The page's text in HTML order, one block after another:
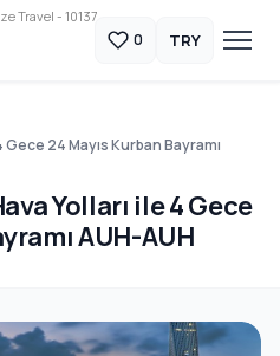
Travel - 10137
0 TRY
Gece 24 Mayıs Kurban Bayramı
Yolları ile 4 Gece
AUH-AUH